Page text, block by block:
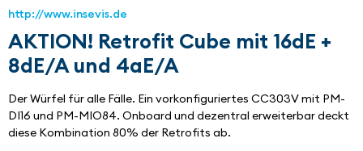
http://www.insevis.de
AKTION! Retrofit Cube mit 16dE +
8dE/A und 4aE/A
Der Würfel für alle Fälle. Ein vorkonfiguriertes CC303V mit PM-
DI16 und PM-MIO84. Onboard und dezentral erweiterbar deckt
diese Kombination 80% der Retrofits ab.